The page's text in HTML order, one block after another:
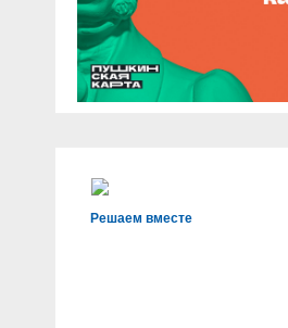
Решаем вместе